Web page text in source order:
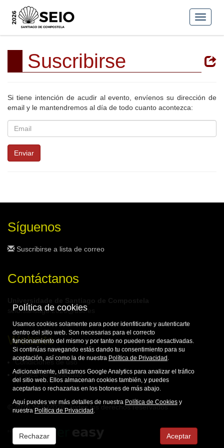
Suscribirse
Si tiene intención de acudir al evento, envíenos su dirección de
email y le mantendremos al día de todo cuanto acontezca:
Email
Enviar
Síguenos
Suscribirse a lista de correo
Contáctanos
seio.santiago.2026@usc.es
Website
Condiciones de uso
Política de privacidad
© 2026 SEIO2026. Todos los derechos reservados
Política de cookies
Usamos cookies solamente para poder idenfiticarte y autenticarte
dentro del sitio web. Son necesarias para el correcto
funcionamiento del mismo y por tanto no pueden ser desactivadas.
Si continúas navegando estás dando tu consentimiento para su
aceptación, así como la de nuestra Política de Privacidad .
Adicionalmente, utilizamos Google Analytics para analizar el tráfico
del sitio web. Ellos almacenan cookies también, y puedes
aceptarlas o rechazarlas en los botones de más abajo.
Aquí puedes ver más detalles de nuestra Política de Cookies y
nuestra Política de Privacidad .
Rechazar Aceptar